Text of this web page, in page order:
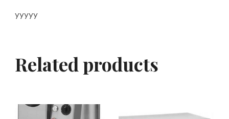
yyyyy
Related products